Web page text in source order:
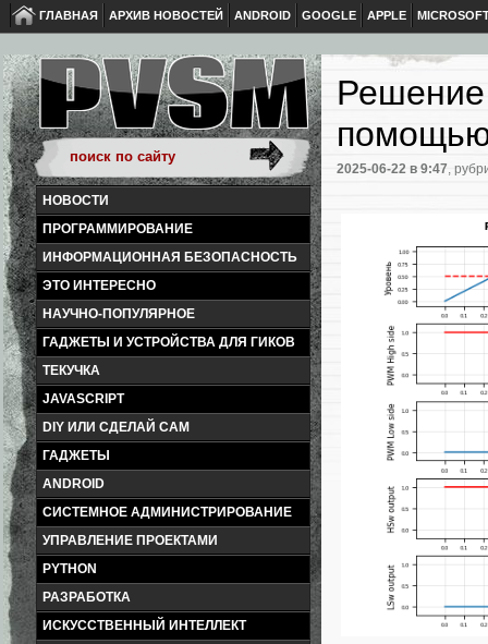
ГЛАВНАЯ АРХИВ НОВОСТЕЙ ANDROID GOOGLE APPLE
НОВОСТИ
ПРОГРАММИРОВАНИЕ
ИНФОРМАЦИОННАЯ БЕЗОПАСНОСТЬ
ЭТО ИНТЕРЕСНО
НАУЧНО-ПОПУЛЯРНОЕ
ГАДЖЕТЫ И УСТРОЙСТВА ДЛЯ ГИКОВ
ТЕКУЧКА
JAVASCRIPT
DIY ИЛИ СДЕЛАЙ САМ
ГАДЖЕТЫ
ANDROID
СИСТЕМНОЕ АДМИНИСТРИРОВАНИЕ
УПРАВЛЕНИЕ ПРОЕКТАМИ
PYTHON
РАЗРАБОТКА
ИСКУССТВЕННЫЙ ИНТЕЛЛЕКТ
2025-06-22 в 9:47,